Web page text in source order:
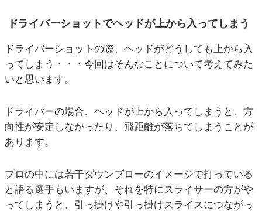
ドライバーショットでヘッドが上から入ってしまう
ドライバーショットの際、ヘッドがどうしても上から入
ってしまう・・・今回はそんなことについて考えてみた
いと思います。
ドライバーの場合、ヘッドが上から入ってしまうと、方
向性が安定しなかったり、飛距離が落ちてしまうことが
あります。
プロの中には若干ダウンブローのイメージで打っている
と語る選手もいますが、それを特にスライサーの方がや
ってしまうと、引っ掛けや引っ掛けスライスにつながっ